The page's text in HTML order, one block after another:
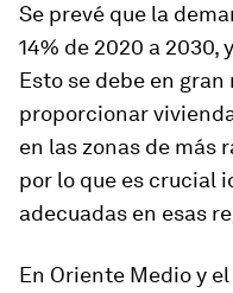
Se prevé que la
14% de 2020 a 2030,
Esto se debe en
proporcionar
en las zonas de más
por lo que es crucial
adecuadas en esas
En Oriente Medio y